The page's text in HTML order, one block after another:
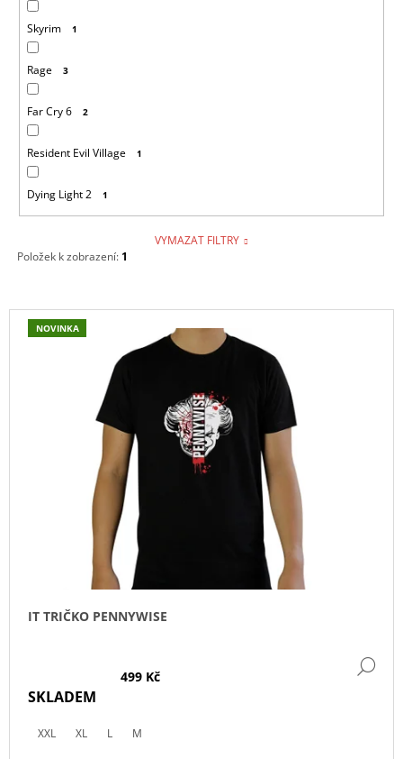
Skyrim 1
Rage 3
Far Cry 6 2
Resident Evil Village 1
Dying Light 2 1
VYMAZAT FILTRY
Položek k zobrazení: 1
V NOVINKA
IT TRIČKO PENNYWISE
499 Kč
SKLADEM
XXL XL L M